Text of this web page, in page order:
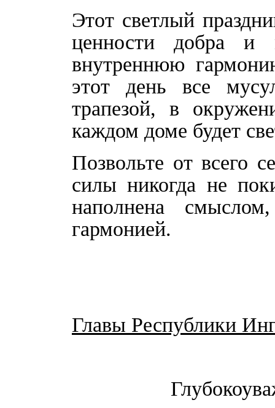
Этот светлый
ценности добра и
внутреннюю
этот день все
трапезой, в
каждом доме будет
Позвольте от всего
силы никогда не
наполнена
гармонией.
Главы Республики